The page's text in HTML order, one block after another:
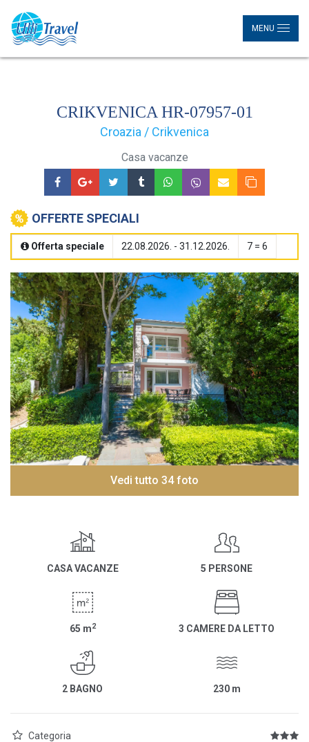
MENU
CRIKVENICA HR-07957-01
Croazia / Crikvenica
Casa vacanze
OFFERTE SPECIALI
Offerta speciale 22.08.2026. - 31.12.2026. 7 = 6
Vedi tutto 34 foto
CASA VACANZE 5 PERSONE
65 m2 3 CAMERE DA LETTO
2 BAGNO 230 m
Categoria